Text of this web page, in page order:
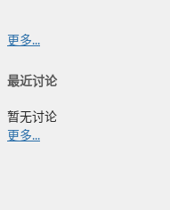
更多...
最近讨论
暂无讨论
更多...